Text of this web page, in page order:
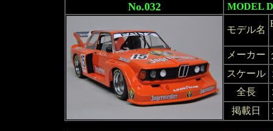
No.032 MODEL
モデル名
メーカー
スケール
全長
掲載日